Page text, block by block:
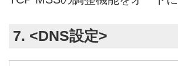
7. <DNS設定>